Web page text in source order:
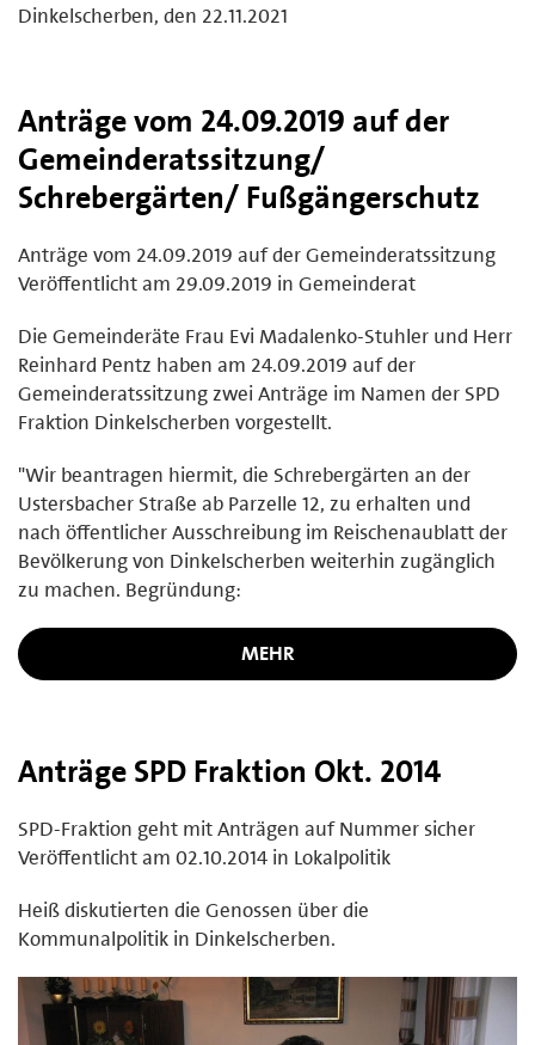
Dinkelscherben, den 22.11.2021
Anträge vom 24.09.2019 auf der
Gemeinderatssitzung/
Schrebergärten/ Fußgängerschutz
Anträge vom 24.09.2019 auf der Gemeinderatssitzung
Veröffentlicht am 29.09.2019 in Gemeinderat
Die Gemeinderäte Frau Evi Madalenko-Stuhler und Herr
Reinhard Pentz haben am 24.09.2019 auf der
Gemeinderatssitzung zwei Anträge im Namen der SPD
Fraktion Dinkelscherben vorgestellt.
"Wir beantragen hiermit, die Schrebergärten an der
Ustersbacher Straße ab Parzelle 12, zu erhalten und
nach öffentlicher Ausschreibung im Reischenaublatt der
Bevölkerung von Dinkelscherben weiterhin zugänglich
zu machen. Begründung:
MEHR
Anträge SPD Fraktion Okt. 2014
SPD-Fraktion geht mit Anträgen auf Nummer sicher
Veröffentlicht am 02.10.2014 in Lokalpolitik
Heiß diskutierten die Genossen über die
Kommunalpolitik in Dinkelscherben.